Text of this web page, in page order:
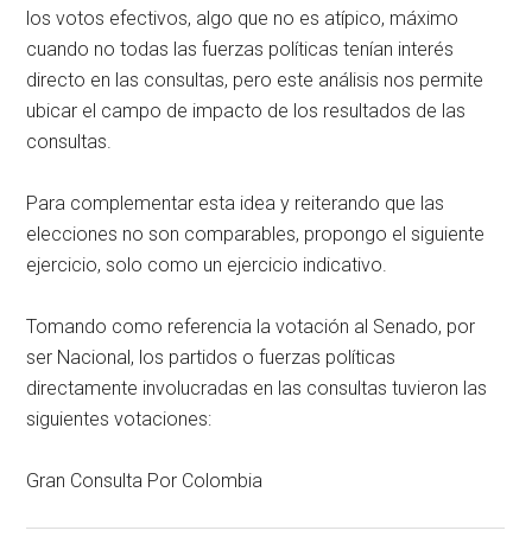
los votos efectivos, algo que no es atípico, máximo
cuando no todas las fuerzas políticas tenían interés
directo en las consultas, pero este análisis nos permite
ubicar el campo de impacto de los resultados de las
consultas.
Para complementar esta idea y reiterando que las
elecciones no son comparables, propongo el siguiente
ejercicio, solo como un ejercicio indicativo.
Tomando como referencia la votación al Senado, por
ser Nacional, los partidos o fuerzas políticas
directamente involucradas en las consultas tuvieron las
siguientes votaciones:
Gran Consulta Por Colombia